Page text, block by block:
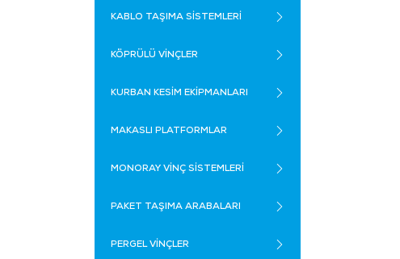
KABLO TAŞIMA SİSTEMLERİ
KÖPRÜLÜ VİNÇLER
KURBAN KESİM EKİPMANLARI
MAKASLI PLATFORMLAR
MONORAY VİNÇ SİSTEMLERİ
PAKET TAŞIMA ARABALARI
PERGEL VİNÇLER